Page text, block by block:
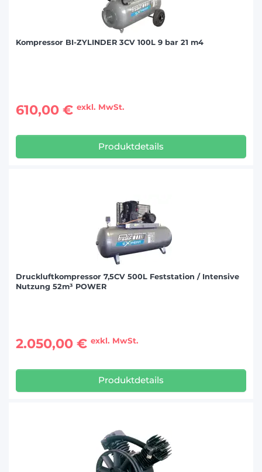
Kompressor BI-ZYLINDER 3CV 100L 9 bar 21 m4
610,00 € exkl. MwSt.
Produktdetails
Druckluftkompressor 7,5CV 500L Feststation / Intensive
Nutzung 52m³ POWER
2.050,00 € exkl. MwSt.
Produktdetails